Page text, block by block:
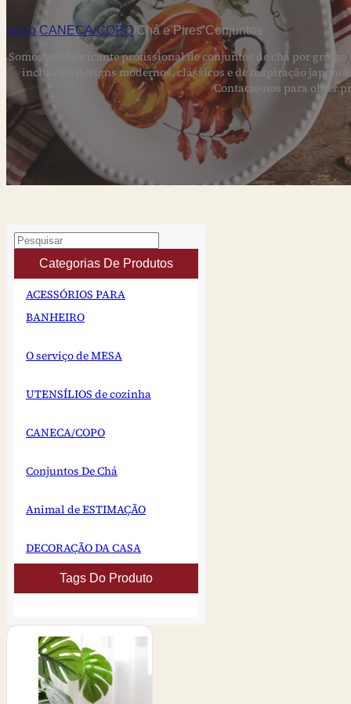
Início/CANECA/COPO/Chá e Pires Conjuntos
Somos um fabricante profissional de conjuntos de chá por
incluindo designs modernos, clássicos e de inspiração
Contacte-nos para obter
Categorias De Produtos
ACESSÓRIOS PARA
BANHEIRO
O serviço de MESA
UTENSÍLIOS de cozinha
CANECA/COPO
Conjuntos De Chá
Animal de ESTIMAÇÃO
DECORAÇÃO DA CASA
Tags Do Produto